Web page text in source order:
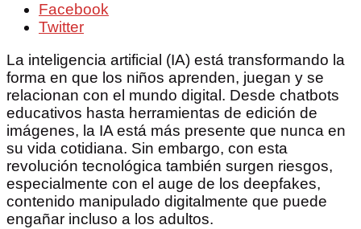
Facebook
Twitter
La inteligencia artificial (IA) está transformando la
forma en que los niños aprenden, juegan y se
relacionan con el mundo digital. Desde chatbots
educativos hasta herramientas de edición de
imágenes, la IA está más presente que nunca en
su vida cotidiana. Sin embargo, con esta
revolución tecnológica también surgen riesgos,
especialmente con el auge de los deepfakes,
contenido manipulado digitalmente que puede
engañar incluso a los adultos.